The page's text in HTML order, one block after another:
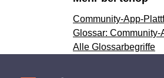
Community-App-
Glossar: Community-
Alle Glossarbegriffe